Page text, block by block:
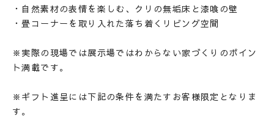
STYLE OF A HOUSE
私たちの家づくり
施工事例
LINEUP
REFORM / RENOVATION
・自然素材の表情を楽しむ、クリの無垢床と漆喰の壁
・畳コーナーを取り入れた落ち着くリビング空間
※実際の現場では展示場ではわからない家づくりのポイン
ト満載です。
※ギフト進呈には下記の条件を満たすお客様限定となりま
す。